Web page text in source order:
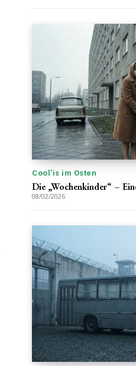
Cool'is im Osten
Die „Wochenkinder“ –
08/02/2026